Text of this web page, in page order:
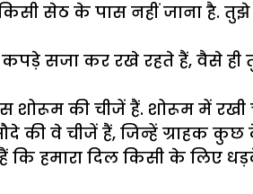
सेठ के पास नहीं जाना है.
सजा कर रखे रहते हैं, वैसे
शोरूम की चीजें हैं. शोरूम में
की वे चीजें हैं, जिन्हें ग्राहक
हमारा दिल किसी के लिए